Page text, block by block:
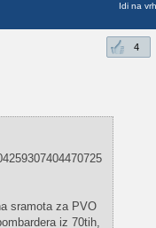
Idi na vrh
4
sramota za PVO
iz 70tih,